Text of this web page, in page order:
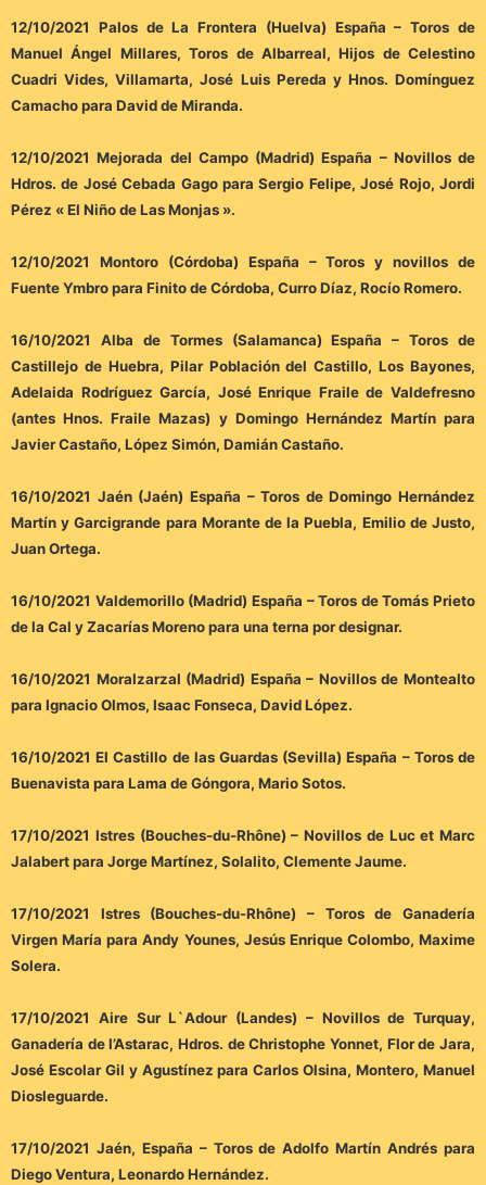
12/10/2021 Palos de La Frontera (Huelva) España – Toros de
Manuel Ángel Millares, Toros de Albarreal, Hijos de Celestino
Cuadri Vides, Villamarta, José Luis Pereda y Hnos. Domínguez
Camacho para David de Miranda.
12/10/2021 Mejorada del Campo (Madrid) España – Novillos de
Hdros. de José Cebada Gago para Sergio Felipe, José Rojo, Jordi
Pérez « El Niño de Las Monjas ».
12/10/2021 Montoro (Córdoba) España – Toros y novillos de
Fuente Ymbro para Finito de Córdoba, Curro Díaz, Rocío Romero.
16/10/2021 Alba de Tormes (Salamanca) España – Toros de
Castillejo de Huebra, Pilar Población del Castillo, Los Bayones,
Adelaida Rodríguez García, José Enrique Fraile de Valdefresno
(antes Hnos. Fraile Mazas) y Domingo Hernández Martín para
Javier Castaño, López Simón, Damián Castaño.
16/10/2021 Jaén (Jaén) España – Toros de Domingo Hernández
Martín y Garcigrande para Morante de la Puebla, Emilio de Justo,
Juan Ortega.
16/10/2021 Valdemorillo (Madrid) España – Toros de Tomás Prieto
de la Cal y Zacarías Moreno para una terna por designar.
16/10/2021 Moralzarzal (Madrid) España – Novillos de Montealto
para Ignacio Olmos, Isaac Fonseca, David López.
16/10/2021 El Castillo de las Guardas (Sevilla) España – Toros de
Buenavista para Lama de Góngora, Mario Sotos.
17/10/2021 Istres (Bouches-du-Rhône) – Novillos de Luc et Marc
Jalabert para Jorge Martínez, Solalito, Clemente Jaume.
17/10/2021 Istres (Bouches-du-Rhône) – Toros de Ganadería
Virgen María para Andy Younes, Jesús Enrique Colombo, Maxime
Solera.
17/10/2021 Aire Sur L`Adour (Landes) – Novillos de Turquay,
Ganadería de l’Astarac, Hdros. de Christophe Yonnet, Flor de Jara,
José Escolar Gil y Agustínez para Carlos Olsina, Montero, Manuel
Diosleguarde.
17/10/2021 Jaén, España – Toros de Adolfo Martín Andrés para
Diego Ventura, Leonardo Hernández.